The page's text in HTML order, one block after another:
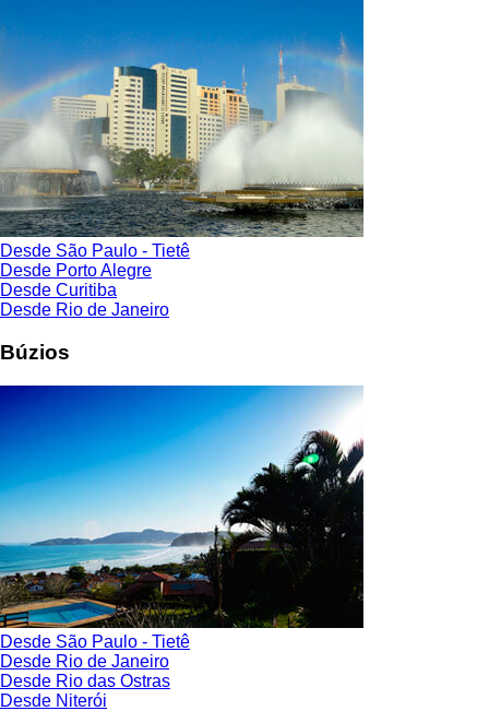
Desde São Paulo - Tietê
Desde Porto Alegre
Desde Curitiba
Desde Rio de Janeiro
Búzios
Desde São Paulo - Tietê
Desde Rio de Janeiro
Desde Rio das Ostras
Desde Niterói